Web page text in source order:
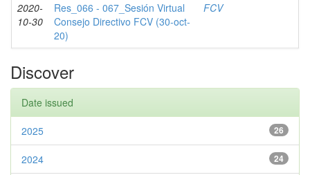
2020-
10-30
Res_066 - 067_Sesión Virtual
Consejo Directivo FCV (30-oct-
20)
FCV
Discover
Date issued
26
2025
24
2024